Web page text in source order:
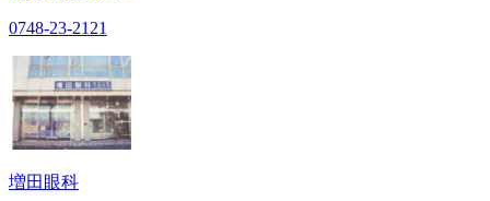
0748-23-2121
増田眼科